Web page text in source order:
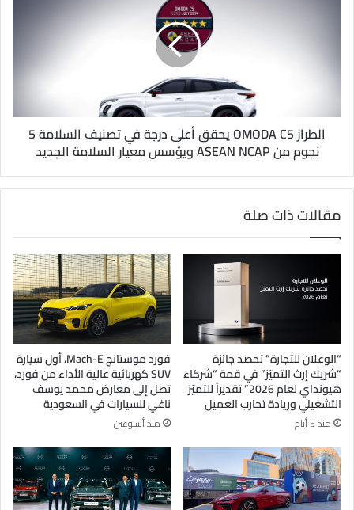
الطراز OMODA C5 يحقق أعلى درجة في تصنيف السلامة 5
نجوم من ASEAN NCAP ويؤسس معيار السلامة الجديد
مقالات ذات صلة
“الوعلان للتجارة” تحصد جائزة
“شريك إرث التميّز” في قمة “شركاء
هيونداي لعام 2026” تقديراً للتميّز
التشغيلي وريادة تجارب العميل
منذ 5 أيام
فورد موستانج Mach-E، أول سيارة
SUV كهربائية عالية الأداء من فورد،
تصل إلى معارض محمد يوسف
ناغي للسيارات في السعودية
منذ أسبوعين